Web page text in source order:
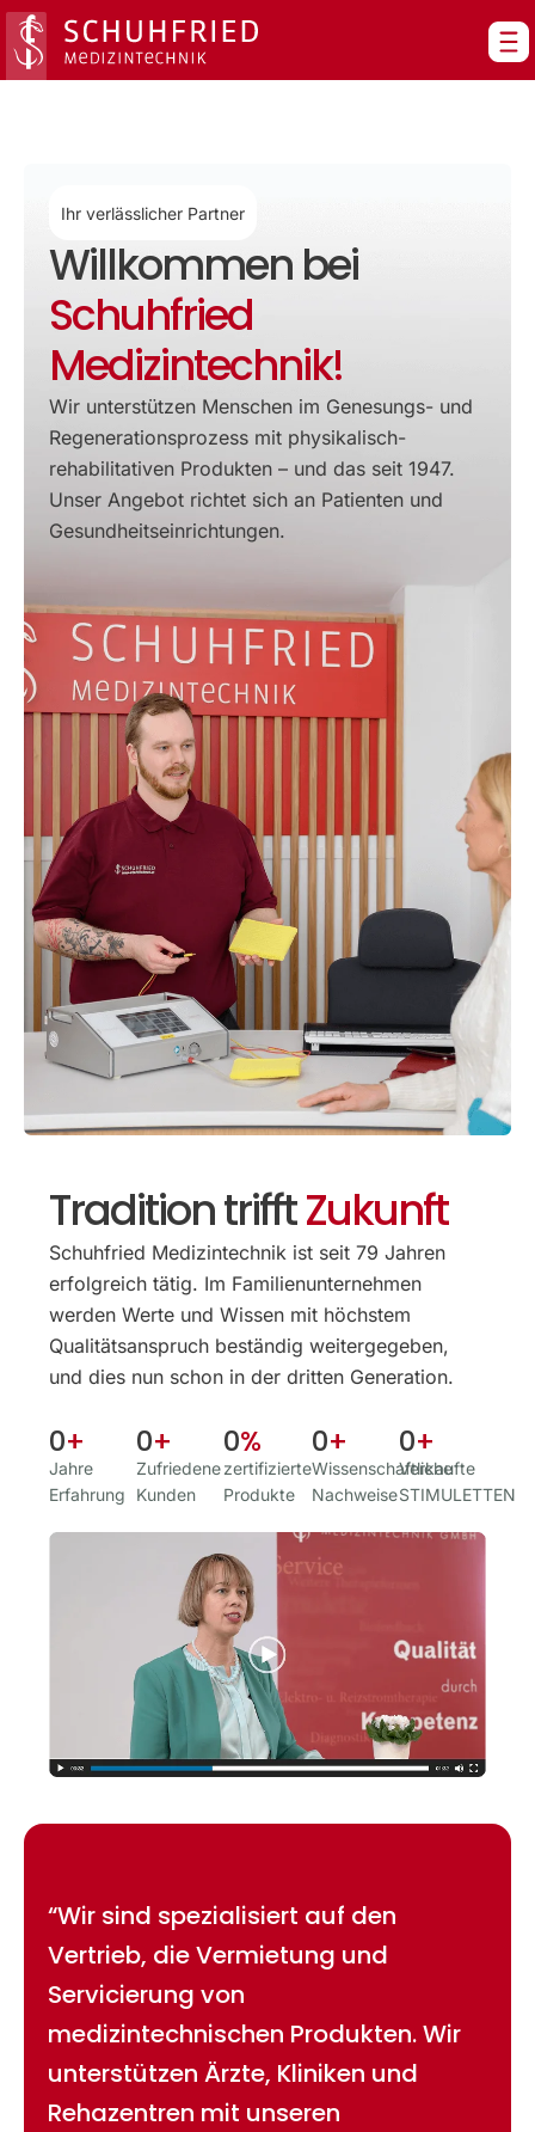
Zum
Inhalt
springen
Ihr verlässlicher Partner
Willkommen bei
Schuhfried
Medizintechnik!
Wir unterstützen Menschen im Genesungs- und
Regenerationsprozess mit physikalisch-
rehabilitativen Produkten – und das seit 1947.
Unser Angebot richtet sich an Patienten und
Gesundheitseinrichtungen.
Tradition trifftZukunft
Schuhfried Medizintechnik ist seit 79 Jahren
erfolgreich tätig. Im Familien­unternehmen
werden Werte und Wissen mit höchstem
Qualitäts­anspruch beständig weitergegeben,
und dies nun schon in der dritten Generation.
Jahre
Erfahrung
0+
Zufriedene
Kunden
0+
zertifizierte
Produkte
0%
Wissenschaftliche
Nachweise
0+
Verkaufte
STIMULETTEN
0+
“Wir sind spezialisiert auf den
Vertrieb, die Vermietung und
Servicierung von
medizintechnischen Produkten. Wir
unterstützen Ärzte, Kliniken und
Rehazentren mit unseren